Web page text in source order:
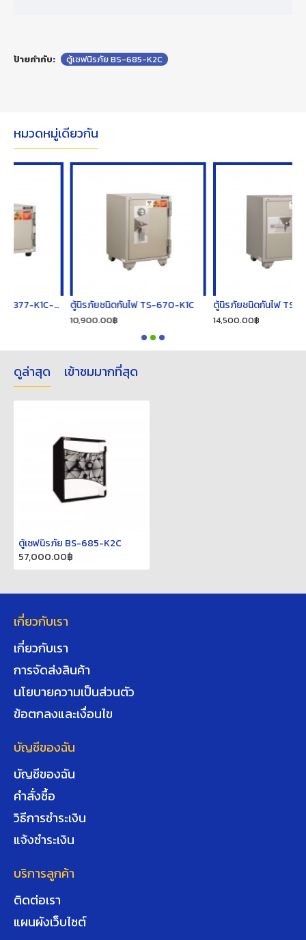
ป้ายกำกับ: ตู้เซฟนิรภัย BS-685-K2C
หมวดหมู่เดียวกัน
ตู้นิรภัยชนิดกันไฟ TS-377-K1C-05 ตู้นิรภัยชนิดกันไฟ TS-670-K1C
10,900.00฿ 14,500.00฿
ดูล่าสุด เข้าชมมากที่สุด
ตู้เซฟนิรภัย BS-685-K2C
57,000.00฿
เกี่ยวกับเรา
เกี่ยวกับเรา
การจัดส่งสินค้า
นโยบายความเป็นส่วนตัว
ข้อตกลงและเงื่อนไข
บัญชีของฉัน
บัญชีของฉัน
คำสั่งซื้อ
วิธีการชำระเงิน
แจ้งชำระเงิน
บริการลูกค้า
ติดต่อเรา
แผนผังเว็บไซต์